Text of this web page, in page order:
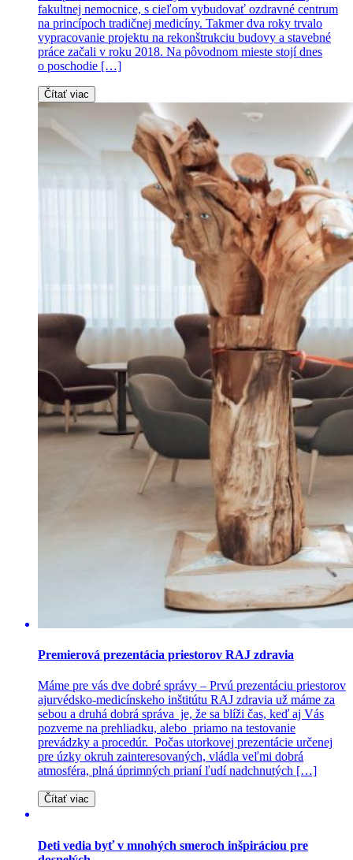
fakultnej nemocnice, s cieľom vybudovať ozdravné centrum
na princípoch tradičnej medicíny. Takmer dva roky trvalo
vypracovanie projektu na rekonštrukciu budovy a stavebné
práce začali v roku 2018. Na pôvodnom mieste stojí dnes
o poschodie […]
Čítať viac
Premierová prezentácia priestorov RAJ zdravia
Máme pre vás dve dobré správy – Prvú prezentáciu priestorov
ajurvédsko-medicínskeho inštitútu RAJ zdravia už máme za
sebou a druhá dobrá správa je, že sa blíži čas, keď aj Vás
pozveme na prehliadku, alebo priamo na testovanie
prevádzky a procedúr. Počas utorkovej prezentácie určenej
pre úzky okruh zainteresovaných, vládla veľmi dobrá
atmosféra, plná úprimných prianí ľudí nadchnutých […]
Čítať viac
Deti vedia byť v mnohých smeroch inšpiráciou pre